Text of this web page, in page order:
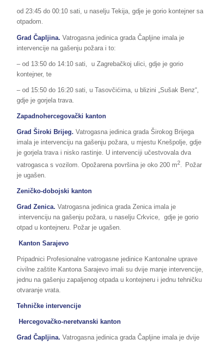
od 23:45 do 00:10 sati, u naselju Tekija, gdje je gorio kontejner sa
otpadom.
Grad Čapljina. Vatrogasna jedinica grada Čapljine imala je
intervencije na gašenju požara i to:
– od 13:50 do 14:10 sati, u Zagrebačkoj ulici, gdje je gorio
kontejner, te
– od 15:50 do 16:20 sati, u Tasovčićima, u blizini „Sušak Benz“,
gdje je gorjela trava.
Zapadnohercegovački kanton
Grad Široki Brijeg. Vatrogasna jedinica grada Širokog Brijega
imala je intervenciju na gašenju požara, u mjestu Knešpolje, gdje
je gorjela trava i nisko rastinje. U intervenciji učestvovala dva
vatrogasca s vozilom. Opožarena površina je oko 200 m2. Požar
je ugašen.
Zeničko-dobojski kanton
Grad Zenica. Vatrogasna jedinica grada Zenica imala je
intervenciju na gašenju požara, u naselju Crkvice, gdje je gorio
otpad u kontejneru. Požar je ugašen.
Kanton Sarajevo
Pripadnici Profesionalne vatrogasne jedinice Kantonalne uprave
civilne zaštite Kantona Sarajevo imali su dvije manje intervencije,
jednu na gašenju zapaljenog otpada u kontejneru i jednu tehničku
otvaranje vrata.
Tehničke intervencije
Hercegovačko-neretvanski kanton
Grad Čapljina. Vatrogasna jedinica grada Čapljine imala je dvije